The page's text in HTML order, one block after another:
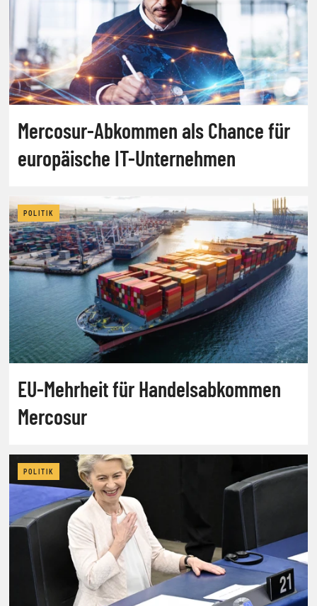
Mercosur-Abkommen als Chance für
europäische IT-Unternehmen
POLITIK
EU-Mehrheit für Handelsabkommen
Mercosur
POLITIK